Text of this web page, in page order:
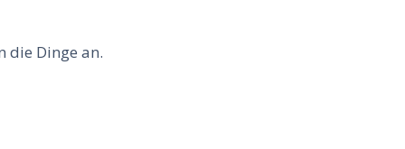
die Dinge an.